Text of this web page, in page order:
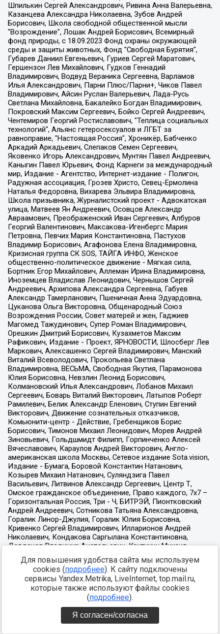
Для повышения удобства сайта мы используем
cookies (подробнее). К сайту подключены
сервисы Yandex.Metrika, LiveInternet, top.mail.ru,
которые также используют файлы cookies
(подробнее).
Я согласен/согласна